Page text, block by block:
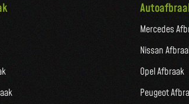
Mercedes
Nissan
Opel Afbraak
Peugeot